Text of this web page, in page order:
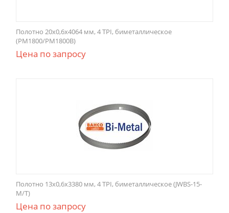
Полотно 20x0,6x4064 мм, 4 TPI, биметаллическое
(PM1800/PM1800B)
Цена по запросу
Полотно 13x0,6x3380 мм, 4 TPI, биметаллическое (JWBS-15-
M/T)
Цена по запросу